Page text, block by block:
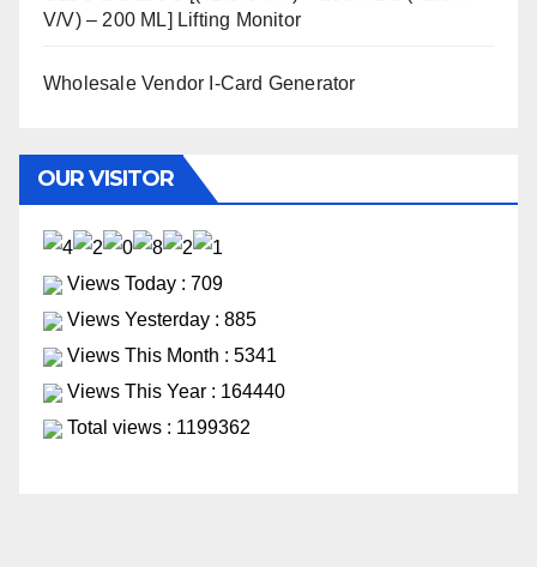
V/V) – 200 ML] Lifting Monitor
Wholesale Vendor I-Card Generator
OUR VISITOR
Views Today : 709
Views Yesterday : 885
Views This Month : 5341
Views This Year : 164440
Total views : 1199362